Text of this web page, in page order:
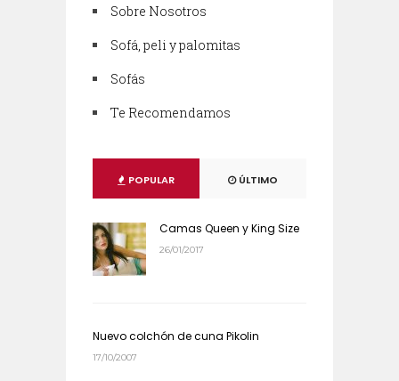
Sobre Nosotros
Sofá, peli y palomitas
Sofás
Te Recomendamos
POPULAR ÚLTIMO
Camas Queen y King Size
26/01/2017
Nuevo colchón de cuna Pikolin
17/10/2007